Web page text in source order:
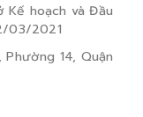
Kế hoạch và Đầu
03/2021
14, Quận